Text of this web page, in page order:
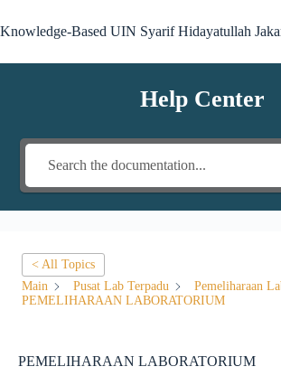
Knowledge-Based UIN Syarif Hidayatullah
Help Center
< All Topics
Main
Pusat Lab Terpadu
Pemeliharaan
PEMELIHARAAN LABORATORIUM
PEMELIHARAAN LABORATORIUM